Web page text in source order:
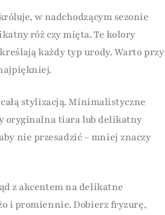
w nadchodzącym sezonie
róż czy mięta. Te kolory
każdy typ urody. Warto przy
stylizacją. Minimalistyczne
oryginalna tiara lub delikatny
nie przesadzić – mniej znaczy
z akcentem na delikatne
i promiennie. Dobierz fryzurę,